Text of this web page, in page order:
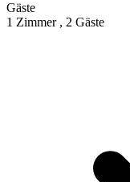
Gäste
1 Zimmer , 2 Gäste